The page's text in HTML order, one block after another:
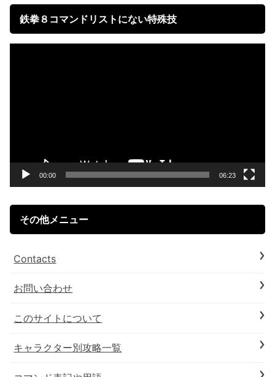
鉄拳８コマンドリストにない特殊技
00:00 06:23
その他メニュー
Contacts
お問い合わせ
このサイトについて
キャラクター別攻略一覧